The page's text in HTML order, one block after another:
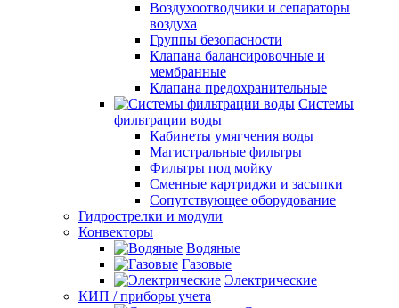
Воздухоотводчики и сепараторы
воздуха
Группы безопасности
Клапана балансировочные и
мембранные
Клапана предохранительные
Системы
фильтрации воды
Кабинеты умягчения воды
Магистральные фильтры
Фильтры под мойку
Сменные картриджи и засыпки
Сопутствующее оборудование
Гидрострелки и модули
Конвекторы
Водяные
Газовые
Электрические
КИП / приборы учета